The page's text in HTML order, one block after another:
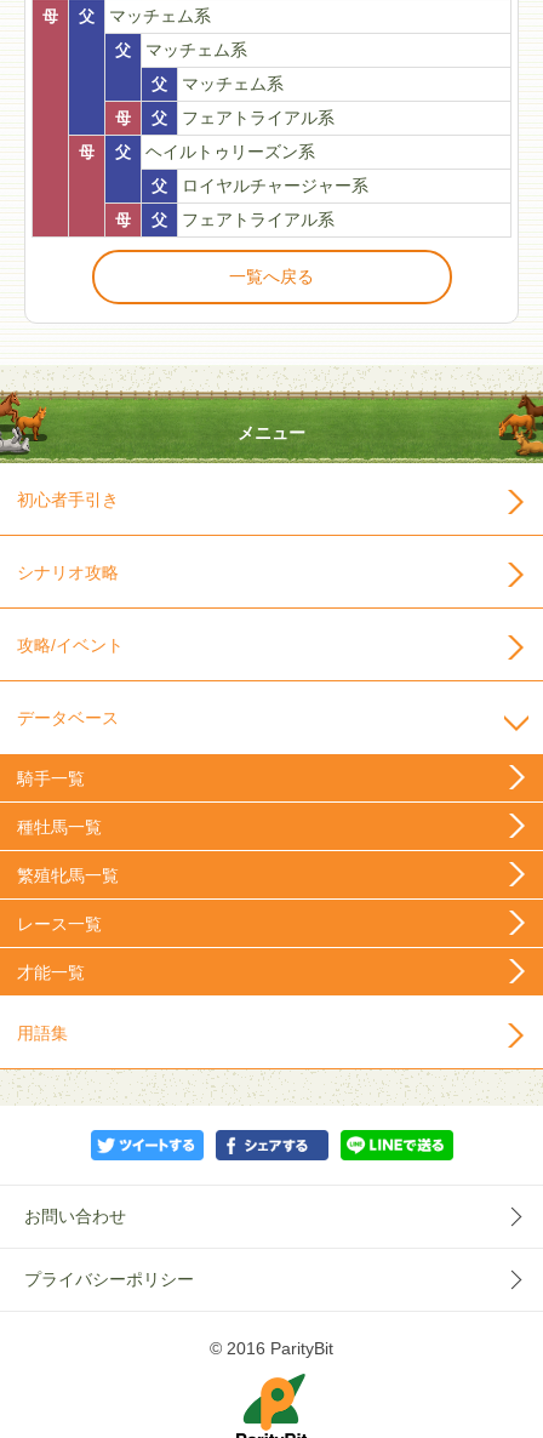
母
父
マッチェム系
父
マッチェム系
父
マッチェム系
母
父
フェアトライアル系
母
父
ヘイルトゥリーズン系
父
ロイヤルチャージャー系
母
父 フェアトライアル系
一覧へ戻る
メニュー
初心者手引き
シナリオ攻略
攻略/イベント
データベース
騎手一覧
種牡馬一覧
繁殖牝馬一覧
レース一覧
才能一覧
用語集
お問い合わせ
プライバシーポリシー
© 2016 ParityBit